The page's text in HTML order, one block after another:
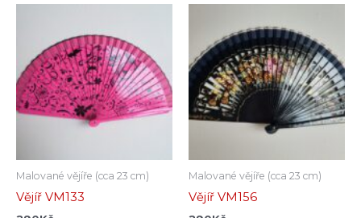
Malované vějíře (cca 23 cm)
Vějíř VM133
Malované vějíře (cca 23 cm)
Vějíř VM156